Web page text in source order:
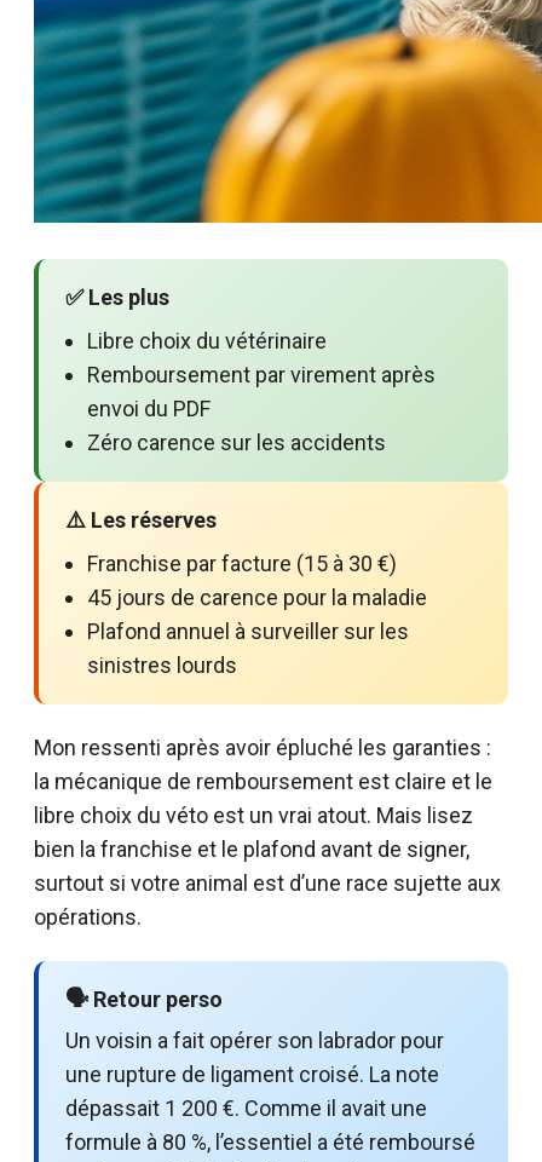
✅ Les plus
Libre choix du vétérinaire
Remboursement par virement après
envoi du PDF
Zéro carence sur les accidents
⚠️ Les réserves
Franchise par facture (15 à 30 €)
45 jours de carence pour la maladie
Plafond annuel à surveiller sur les
sinistres lourds
Mon ressenti après avoir épluché les garanties :
la mécanique de remboursement est claire et le
libre choix du véto est un vrai atout. Mais lisez
bien la franchise et le plafond avant de signer,
surtout si votre animal est d’une race sujette aux
opérations.
🗣️ Retour perso
Un voisin a fait opérer son labrador pour
une rupture de ligament croisé. La note
dépassait 1 200 €. Comme il avait une
formule à 80 %, l’essentiel a été remboursé